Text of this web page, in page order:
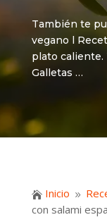
También te
vegano l
plato
Galletas …
 Inicio 9
con salami